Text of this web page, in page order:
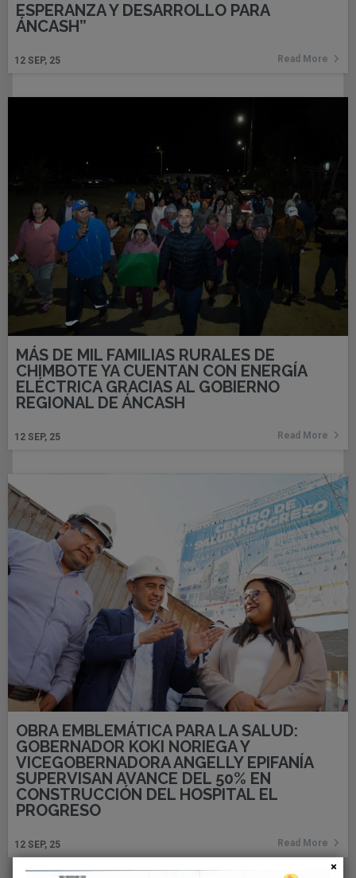
ESPERANZA Y DESARROLLO PARA
ÁNCASH”
12 SEP, 25 Read More
MÁS DE MIL FAMILIAS RURALES DE
CHIMBOTE YA CUENTAN CON ENERGÍA
ELÉCTRICA GRACIAS AL GOBIERNO
REGIONAL DE ÁNCASH
12 SEP, 25 Read More
OBRA EMBLEMÁTICA PARA LA SALUD:
GOBERNADOR KOKI NORIEGA Y
VICEGOBERNADORA ANGELLY EPIFANÍA
SUPERVISAN AVANCE DEL 50% EN
CONSTRUCCIÓN DEL HOSPITAL EL
PROGRESO
12 SEP, 25 Read More